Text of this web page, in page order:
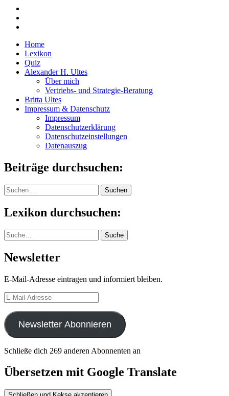
Home
Lexikon
Quiz
Alexander H. Ultes
Über mich
Vertriebs- und Strategie-Beratung
Britta Ultes
Impressum & Datenschutz
Impressum
Datenschutzerklärung
Datenschutzeinstellungen
Datenauszug
Beiträge durchsuchen:
Suchen
nach:
Lexikon durchsuchen:
Suche Suche
Newsletter
E-Mail-Adresse eintragen und informiert bleiben.
E-
Mail-
Adresse
Newsletter Abonnieren
Schließe dich 269 anderen Abonnenten an
Übersetzen mit Google Translate